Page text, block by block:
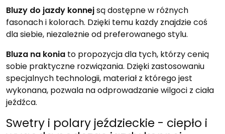
Bluzy do jazdy konnejsą dostępne w różnych
fasonach i kolorach. Dzięki temu każdy znajdzie coś
dla siebie, niezależnie od preferowanego stylu.
Bluza na konia to propozycja dla tych, którzy cenią
sobie praktyczne rozwiązania. Dzięki zastosowaniu
specjalnych technologii, materiał z którego jest
wykonana, pozwala na odprowadzanie wilgoci z ciała
jeźdźca.
Swetry i polary jeździeckie - ciepło i